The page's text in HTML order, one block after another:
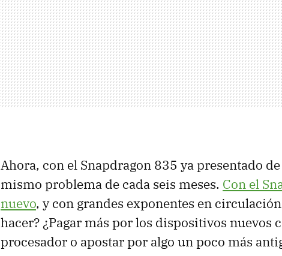
Ahora, con el Snapdragon 835 ya presentado
mismo problema de cada seis meses. Con el
nuevo, y con grandes exponentes en
hacer? ¿Pagar más por los dispositivos nuevos
procesador o apostar por algo un poco más